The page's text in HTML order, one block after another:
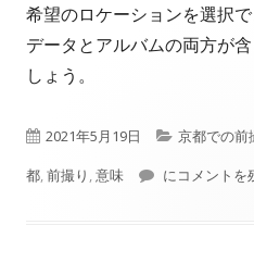
希望のロケーションを選択
データとアルバムの両方が
しょう。
公
開
2021年5月19日
カ
テ
京都での前
都,前撮り ,意味 前撮りをする
にコメントを